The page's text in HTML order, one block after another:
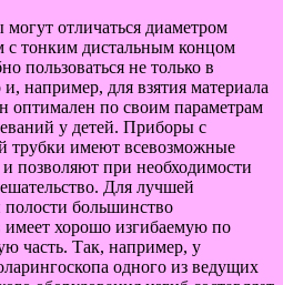
отличаться диаметром
с тонким дистальным концом
пользоваться не только в
например, для взятия материала
оптимален по своим параметрам
у детей. Приборы с
трубки имеют всевозможные
позволяют при необходимости
Для лучшей
большинство
хорошо изгибаемую по
часть. Так, например, у
одного из ведущих